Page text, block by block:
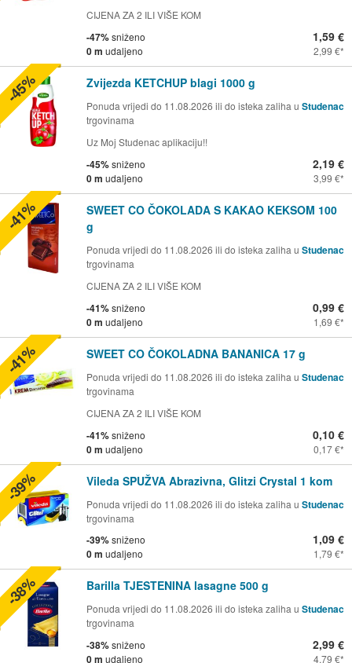
CIJENA ZA 2 ILI VIŠE KOM
-47%sniženo
0 m udaljeno
1,59 €
2,99 €
Zvijezda KETCHUP blagi 1000 g
Ponuda vrijedi do 11.08.2026 ili do isteka zaliha u Studenac
trgovinama
Uz Moj Studenac aplikaciju!!
-45%sniženo
0 m udaljeno
2,19 €
3,99 €
-45%
SWEET CO ČOKOLADA S KAKAO KEKSOM 100
g
Ponuda vrijedi do 11.08.2026 ili do isteka zaliha u Studenac
trgovinama
CIJENA ZA 2 ILI VIŠE KOM
-41%sniženo
0 m udaljeno
0,99 €
1,69 €
-41%
SWEET CO ČOKOLADNA BANANICA 17 g
Ponuda vrijedi do 11.08.2026 ili do isteka zaliha u Studenac
trgovinama
CIJENA ZA 2 ILI VIŠE KOM
-41%sniženo
0 m udaljeno
0,10 €
0,17 €
-41%
Vileda SPUŽVA Abrazivna, Glitzi Crystal 1 kom
Ponuda vrijedi do 11.08.2026 ili do isteka zaliha u Studenac
trgovinama
-39%sniženo
0 m udaljeno
1,09 €
1,79 €
-39%
Barilla TJESTENINA lasagne 500 g
Ponuda vrijedi do 11.08.2026 ili do isteka zaliha u Studenac
trgovinama
-38%sniženo
0 m udaljeno
2,99 €
4,79 €
-38%